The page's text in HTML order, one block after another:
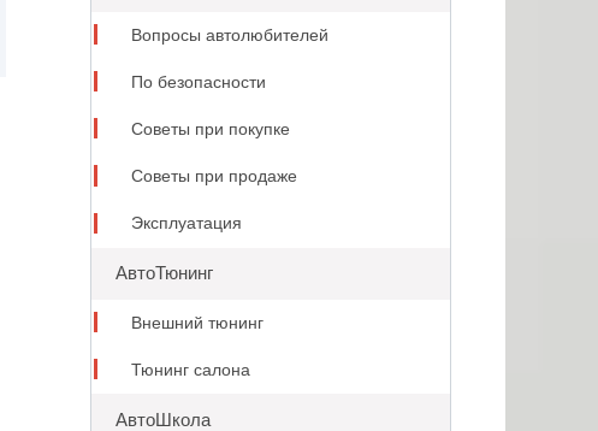
Вопросы автолюбителей
По безопасности
Советы при покупке
Советы при продаже
Эксплуатация
АвтоТюнинг
Внешний тюнинг
Тюнинг салона
АвтоШкола